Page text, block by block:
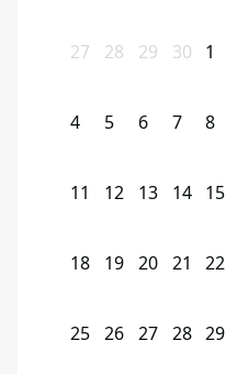
27 28 29 30 1
4 5 6 7 8
11 12 13 14 15
18 19 20 21 22
25 26 27 28 29